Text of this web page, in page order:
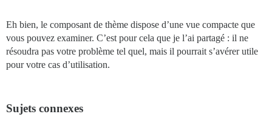
Eh bien, le composant de thème dispose d’une vue compacte que
vous pouvez examiner. C’est pour cela que je l’ai partagé : il ne
résoudra pas votre problème tel quel, mais il pourrait s’avérer utile
pour votre cas d’utilisation.
Sujets connexes